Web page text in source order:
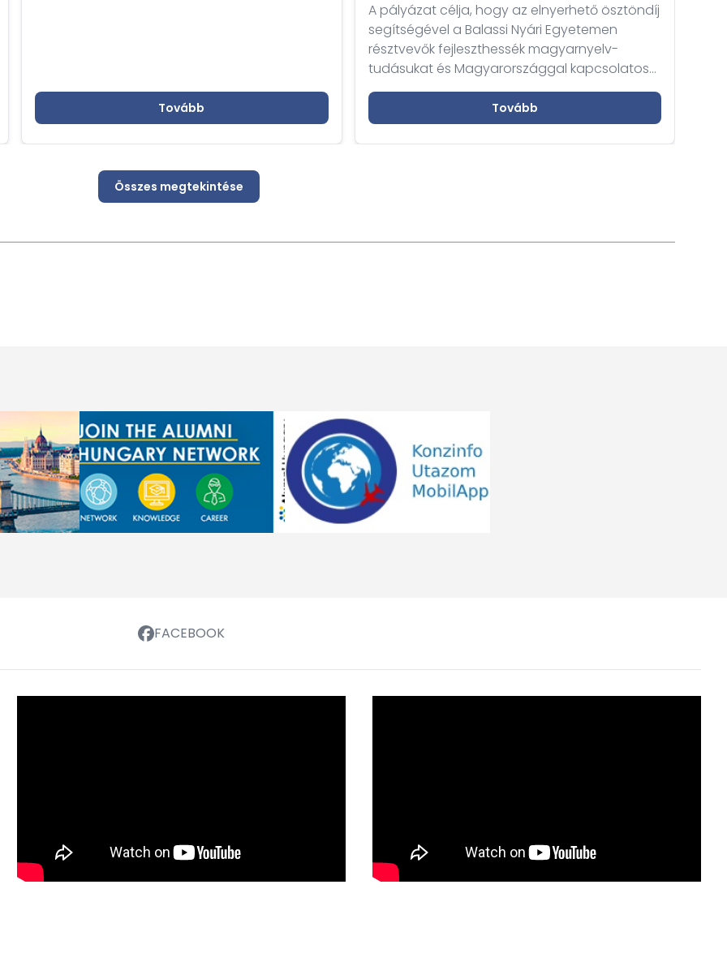
Tovább
A pályázat célja, hogy az elnyerhető ösztöndíj
segítségével a Balassi Nyári Egyetemen
résztvevők fejleszthessék magyarnyelv-
tudásukat és Magyarországgal kapcsolatos
ismereteiket elmélyíthessék és
Tovább
Összes megtekintése
FACEBOOK